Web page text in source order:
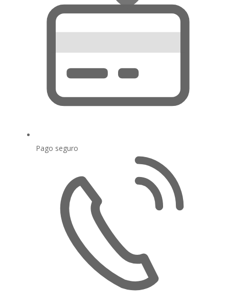
Pago seguro